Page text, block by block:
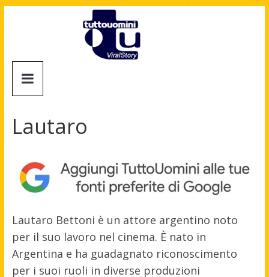
Tuttouomini
Cinema,
news
moda
maschile
Lautaro
Lautaro Bettoni è un attore argentino noto
per il suo lavoro nel cinema. È nato in
Argentina e ha guadagnato riconoscimento
per i suoi ruoli in diverse produzioni